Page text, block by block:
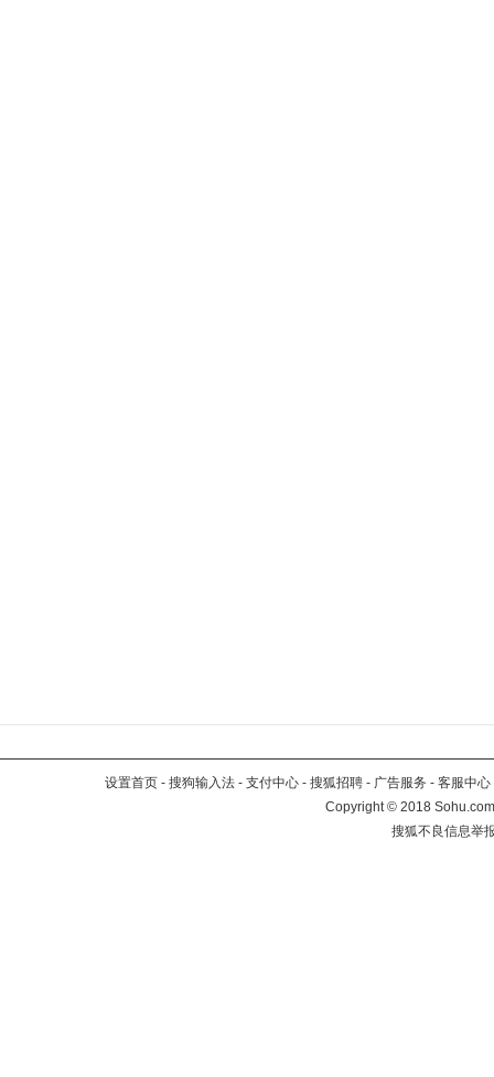
设置首页 - 搜狗输入法 - 支付中心 - 搜狐招聘 - 广告服务 - 客服中心
Copyright©2018
搜狐不良信息举